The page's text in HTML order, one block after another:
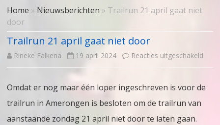
content
Home » Nieuwsberichten » Trailrun 21 april gaat niet
door
Trailrun 21 april gaat niet door
Rineke Falkena 19 april 2024 Reacties uitgeschakeld
21
Omdat er nog maar één loper ingeschreven is voor de
trailrun in Amerongen is besloten om de trailrun van
aanstaande zondag 21 april niet door te laten gaan.